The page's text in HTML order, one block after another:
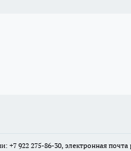
+7 922 275-86-30, электронная